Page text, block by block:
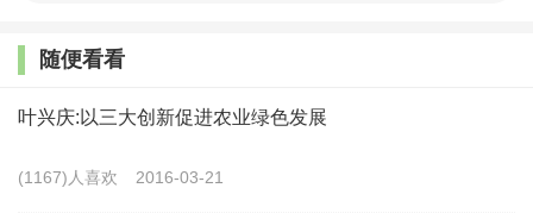
①
日本的城镇化进程只用了几十年时间就达到了西方
化进入了稳定发展的时期，城镇化水平从1920年的18%
随便看看
叶兴庆:以三大创新促进农业绿色发展
(1167)人喜欢 2016-03-21